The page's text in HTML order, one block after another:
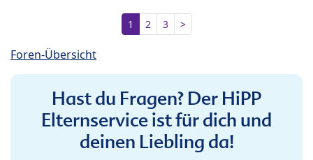
1 2 3 >
Foren-Übersicht
Hast du Fragen? Der HiPP
Elternservice ist für dich und
deinen Liebling da!